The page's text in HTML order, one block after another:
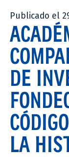
Publicado el
DE
LA